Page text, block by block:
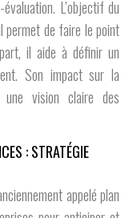
L’objectif du
permet de faire le point
il aide à définir un
Son impact sur la
vision claire des
: STRATÉGIE
appelé plan